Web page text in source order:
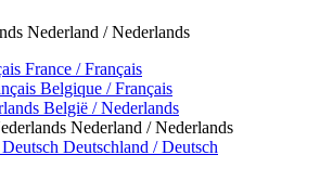
Nederland / Nederlands
France / Français
Belgique / Français
België / Nederlands
Nederland / Nederlands
Deutschland / Deutsch